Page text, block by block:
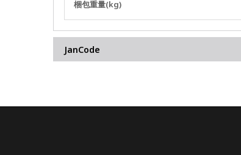
他
の
情
梱包重量(kg)
JanCode